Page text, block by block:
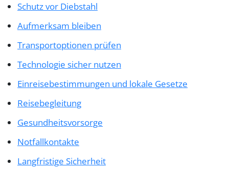
Schutz vor Diebstahl
Aufmerksam bleiben
Transportoptionen prüfen
Technologie sicher nutzen
Einreisebestimmungen und lokale Gesetze
Reisebegleitung
Gesundheitsvorsorge
Notfallkontakte
Langfristige Sicherheit